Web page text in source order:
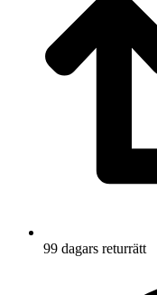
99 dagars returrätt